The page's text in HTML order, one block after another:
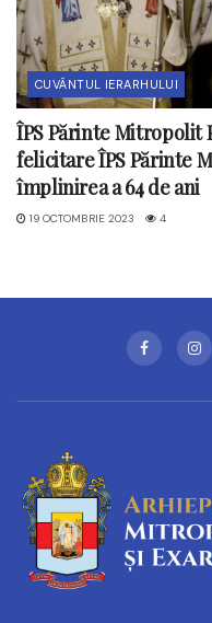
CUVÂNTUL IERARHULUI
ÎPS Părinte Mitropolit
felicitare ÎPS Părinte
împlinirea a 64 de ani
19 OCTOMBRIE 2023 4